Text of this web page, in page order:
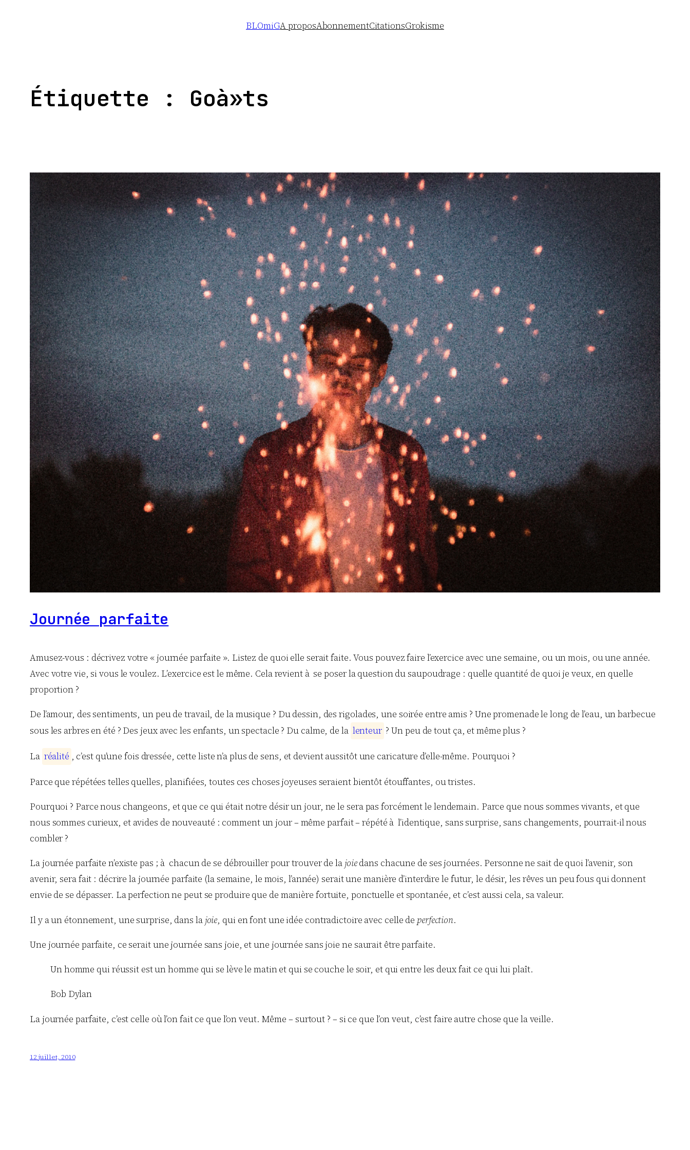
BLOmiGA proposAbonnementCitationsGrokisme
Étiquette : Goà»ts
Journée parfaite
Amusez-vous : décrivez votre « journée parfaite ». Listez de quoi elle serait faite. Vous pouvez faire l’exercice avec une semaine, ou un mois, ou une année.
Avec votre vie, si vous le voulez. L’exercice est le même. Cela revient à se poser la question du saupoudrage : quelle quantité de quoi je veux, en quelle
proportion ?
De l’amour, des sentiments, un peu de travail, de la musique ? Du dessin, des rigolades, une soirée entre amis ? Une promenade le long de l’eau, un barbecue
sous les arbres en été ? Des jeux avec les enfants, un spectacle ? Du calme, de la lenteur ? Un peu de tout ça, et même plus ?
La réalité , c’est qu’une fois dressée, cette liste n’a plus de sens, et devient aussitôt une caricature d’elle-même. Pourquoi ?
Parce que répétées telles quelles, planifiées, toutes ces choses joyeuses seraient bientôt étouffantes, ou tristes.
Pourquoi ? Parce nous changeons, et que ce qui était notre désir un jour, ne le sera pas forcément le lendemain. Parce que nous sommes vivants, et que
nous sommes curieux, et avides de nouveauté : comment un jour – même parfait – répété à l’identique, sans surprise, sans changements, pourrait-il nous
combler ?
La journée parfaite n’existe pas ; à chacun de se débrouiller pour trouver de la joiedans chacune de ses journées. Personne ne sait de quoi l’avenir, son
avenir, sera fait : décrire la journée parfaite (la semaine, le mois, l’année) serait une manière d’interdire le futur, le désir, les rêves un peu fous qui donnent
envie de se dépasser. La perfection ne peut se produire que de manière fortuite, ponctuelle et spontanée, et c’est aussi cela, sa valeur.
Il y a un étonnement, une surprise, dans la joie, qui en font une idée contradictoire avec celle de perfection.
Une journée parfaite, ce serait une journée sans joie, et une journée sans joie ne saurait être parfaite.
Un homme qui réussit est un homme qui se lève le matin et qui se couche le soir, et qui entre les deux fait ce qui lui plaît.
Bob Dylan
La journée parfaite, c’est celle où l’on fait ce que l’on veut. Même – surtout ? – si ce que l’on veut, c’est faire autre chose que la veille.
12 juillet, 2010